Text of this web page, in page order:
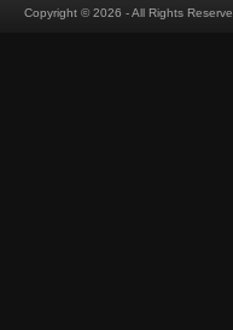
Copyright © 2026 - All Rights